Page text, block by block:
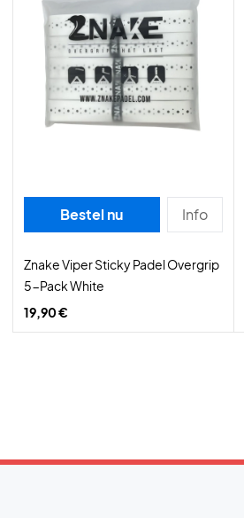
Bestel nu Info
Znake Viper Sticky Padel Overgrip
5-Pack White
19,90 €